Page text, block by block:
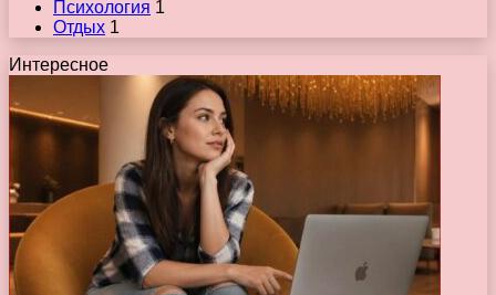
Психология 1
Отдых 1
Интересное